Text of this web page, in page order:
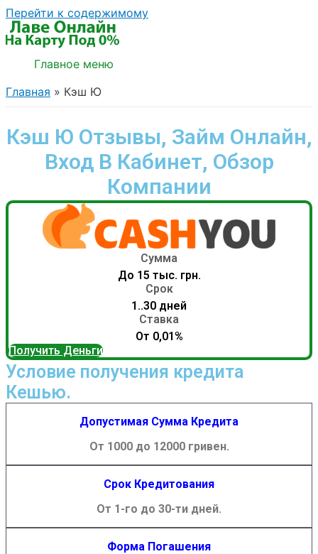
Перейти к содержимому
Главное меню
Главная
Кэш Ю
Кэш Ю Отзывы, Займ Онлайн,
Вход В Кабинет, Обзор
Компании
Сумма
До 15 тыс. грн.
Срок
1..30 дней
Ставка
От 0,01%
Получить Деньги
Условие получения кредита
Кешью.
Допустимая Сумма Кредита
От 1000 до 12000 гривен.
Срок Кредитования
От 1-го до 30-ти дней.
Форма Погашения